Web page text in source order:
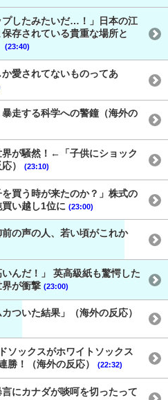
したみたいだ…！」日本の江
存されている貴重な場所と
(23:40)
愛されてないものってあ
走する科学への警鐘（海外の
界が騒然！←「子供にショック
）
(23:10)
買う時が来たのか？」株式の
い越し1位に (23:00)
前の声の人、若い頃がこれか
んだ！」 英高級紙も驚愕した
が衝撃 (23:00)
ついた結果」（海外の反応）
ソックスがホワイトソックス
勝！（海外の反応）
(22:32)
にカナダが啖呵を切ったって